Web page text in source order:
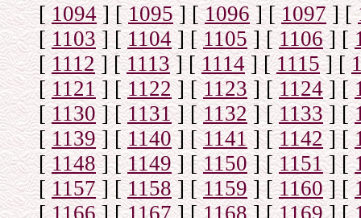
[ 1094] [1095] [1096] [1097] [
[1103] [1104] [1105] [1106] [
[1112] [1113] [1114] [1115] [
[1121] [1122] [1123] [1124] [
[1130] [1131] [1132] [1133] [
[1139] [1140] [1141] [1142] [
[1148] [1149] [1150] [1151] [
[1157] [1158] [1159] [1160] [
[1166] [1167] [1168] [1169] [